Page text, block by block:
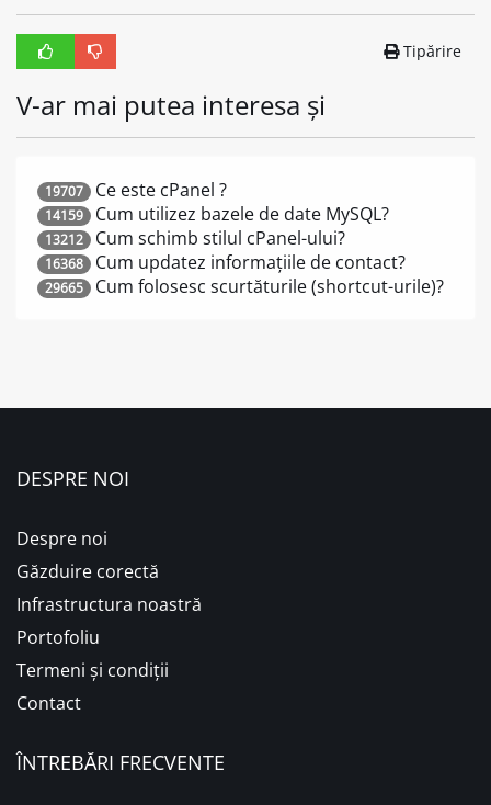
Tipărire
V-ar mai putea interesa și
19707 Ce este cPanel ?
14159 Cum utilizez bazele de date MySQL?
13212 Cum schimb stilul cPanel-ului?
16368 Cum updatez informațiile de contact?
29665 Cum folosesc scurtăturile (shortcut-urile)?
DESPRE NOI
Despre noi
Găzduire corectă
Infrastructura noastră
Portofoliu
Termeni și condiții
Contact
ÎNTREBĂRI FRECVENTE